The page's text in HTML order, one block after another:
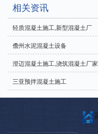
相关资讯
轻质混凝土施工,新型混凝土厂
儋州水泥混凝土设备
澄迈混凝土施工,浇筑混凝土厂家
三亚预拌混凝土施工